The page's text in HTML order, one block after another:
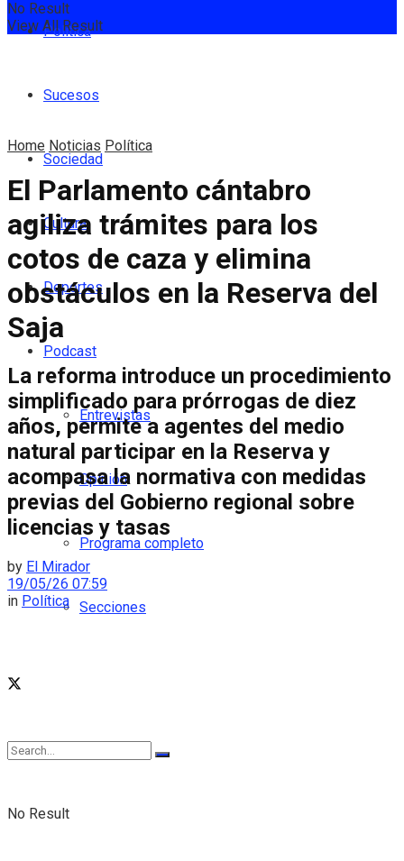
Política
Sucesos
Sociedad
Cultura
Deportes
Podcast
Entrevistas
Opinión
Programa completo
Secciones
No Result
No Result
View All Result
Home Noticias Política
El Parlamento cántabro
agiliza trámites para los
cotos de caza y elimina
obstáculos en la Reserva del
Saja
La reforma introduce un procedimiento
simplificado para prórrogas de diez
años, permite a agentes del medio
natural participar en la Reserva y
acompasa la normativa con medidas
previas del Gobierno regional sobre
licencias y tasas
by El Mirador
19/05/26 07:59
in Política